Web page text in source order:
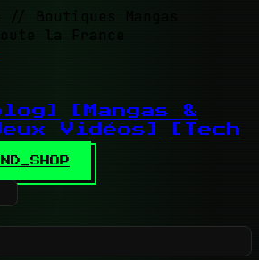
// Boutiques Mangas
la France
[Mangas &
Vidéos]
[Tech